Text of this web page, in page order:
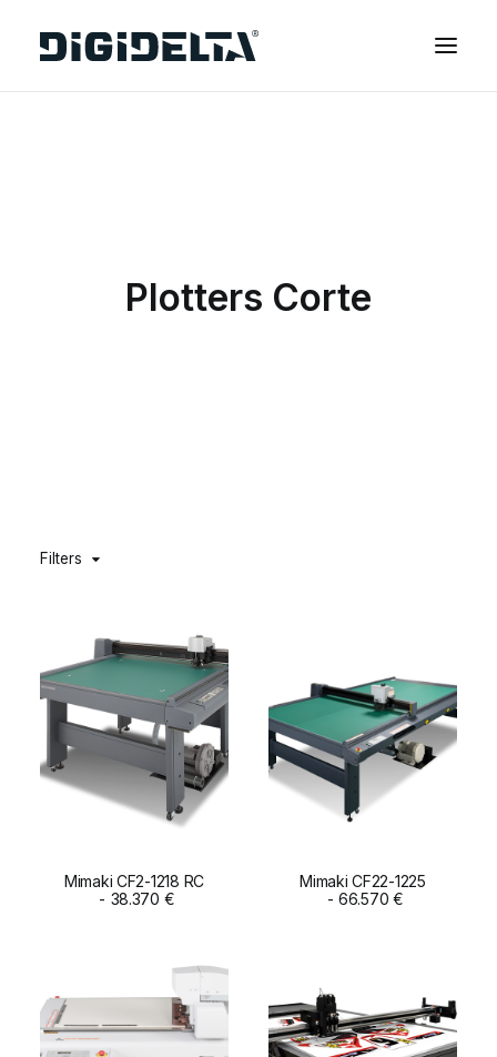
CONTACTOS
IDIOMA
Plotters Corte
Filters
ADD TO CART
Mimaki CF2-1218 RC
38.370 € ADD TO CART
Mimaki CF22-1225
66.570€